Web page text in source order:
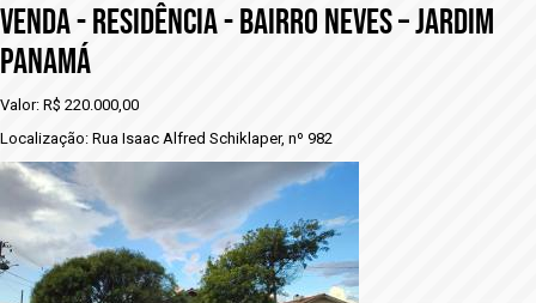
VENDA - RESIDÊNCIA - BAIRRO NEVES – JARDIM
PANAMÁ
Valor: R$ 220.000,00
Localização: Rua Isaac Alfred Schiklaper, nº 982